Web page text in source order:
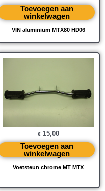
VIN aluminium MTX80 HD06
Toevoegen aan
winkelwagen
Voetsteun chrome MT MTX
€ 15,00
Toevoegen aan
winkelwagen